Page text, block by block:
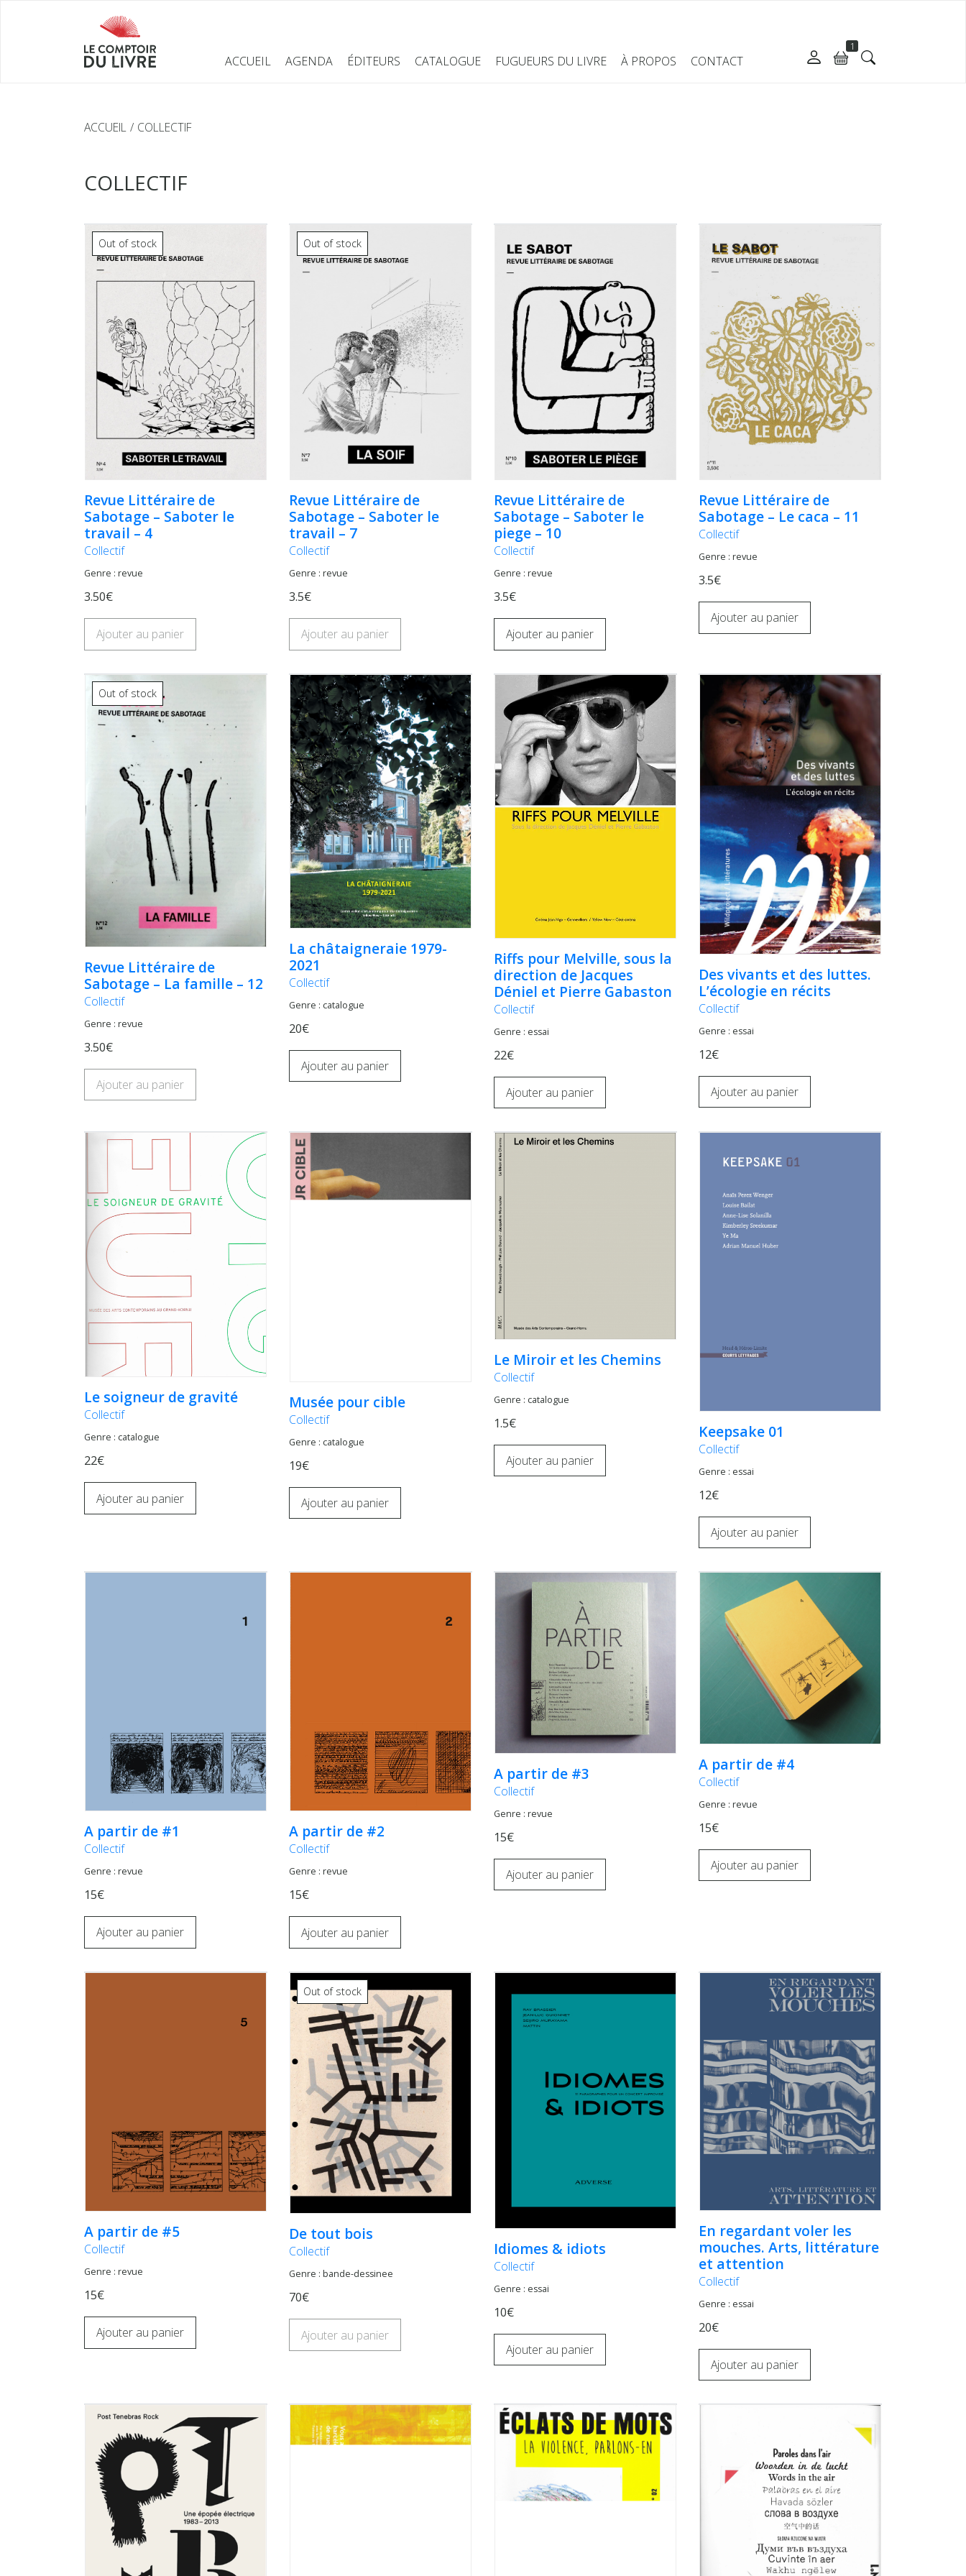
ACCUEIL AGENDA ÉDITEURS CATALOGUE FUGUEURS DU LIVRE À PROPOS CONTACT
1
ACCUEIL COLLECTIF
COLLECTIF
Out of stock
Revue Littéraire de
Sabotage – Saboter le
travail – 4
Collectif
Genre : revue
3.50€
Ajouter au panier
Out of stock
Revue Littéraire de
Sabotage – Saboter le
travail – 7
Collectif
Genre : revue
3.5€
Ajouter au panier
Revue Littéraire de
Sabotage – Saboter le
piege – 10
Collectif
Genre : revue
3.5€
Ajouter au panier
Revue Littéraire de
Sabotage – Le caca – 11
Collectif
Genre : revue
3.5€
Ajouter au panier
Out of stock
Revue Littéraire de
Sabotage – La famille – 12
Collectif
Genre : revue
3.50€
Ajouter au panier
La châtaigneraie 1979-
2021
Collectif
Genre : catalogue
20€
Ajouter au panier
Riffs pour Melville, sous la
direction de Jacques
Déniel et Pierre Gabaston
Collectif
Genre : essai
22€
Ajouter au panier
Des vivants et des luttes.
L’écologie en récits
Collectif
Genre : essai
12€
Ajouter au panier
Le soigneur de gravité
Collectif
Genre : catalogue
22€
Ajouter au panier
Musée pour cible
Collectif
Genre : catalogue
19€
Ajouter au panier
Le Miroir et les Chemins
Collectif
Genre : catalogue
1.5€
Ajouter au panier
Keepsake 01
Collectif
Genre : essai
12€
Ajouter au panier
A partir de #1
Collectif
Genre : revue
15€
Ajouter au panier
A partir de #2
Collectif
Genre : revue
15€
Ajouter au panier
A partir de #3
Collectif
Genre : revue
15€
Ajouter au panier
A partir de #4
Collectif
Genre : revue
15€
Ajouter au panier
A partir de #5
Collectif
Genre : revue
15€
Ajouter au panier
Out of stock
De tout bois
Collectif
Genre : bande-dessinee
70€
Ajouter au panier
Idiomes & idiots
Collectif
Genre : essai
10€
Ajouter au panier
En regardant voler les
mouches. Arts, littérature
et attention
Collectif
Genre : essai
20€
Ajouter au panier